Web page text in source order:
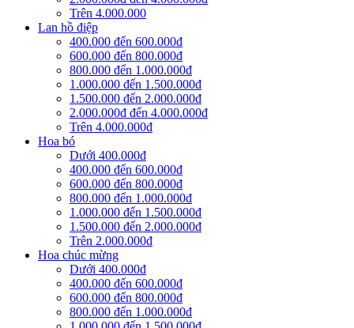
Trên 4.000.000
Lan hồ điệp
400.000 đến 600.000đ
600.000 đến 800.000đ
800.000 đến 1.000.000đ
1.000.000 đến 1.500.000đ
1.500.000 đến 2.000.000đ
2.000.000đ đến 4.000.000đ
Trên 4.000.000đ
Hoa bó
Dưới 400.000đ
400.000 đến 600.000đ
600.000 đến 800.000đ
800.000 đến 1.000.000đ
1.000.000 đến 1.500.000đ
1.500.000 đến 2.000.000đ
Trên 2.000.000đ
Hoa chúc mừng
Dưới 400.000đ
400.000 đến 600.000đ
600.000 đến 800.000đ
800.000 đến 1.000.000đ